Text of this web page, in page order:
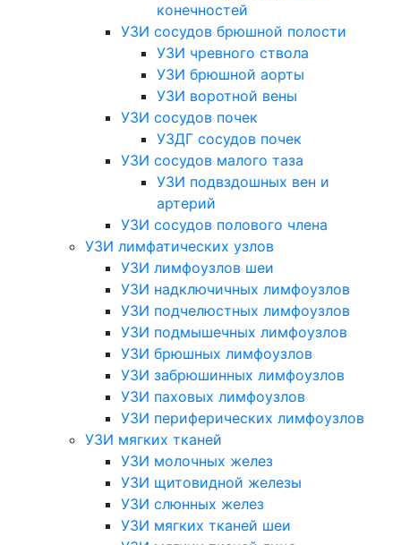
конечностей
УЗИ сосудов брюшной полости
УЗИ чревного ствола
УЗИ брюшной аорты
УЗИ воротной вены
УЗИ сосудов почек
УЗДГ сосудов почек
УЗИ сосудов малого таза
УЗИ подвздошных вен и
артерий
УЗИ сосудов полового члена
УЗИ лимфатических узлов
УЗИ лимфоузлов шеи
УЗИ надключичных лимфоузлов
УЗИ подчелюстных лимфоузлов
УЗИ подмышечных лимфоузлов
УЗИ брюшных лимфоузлов
УЗИ забрюшинных лимфоузлов
УЗИ паховых лимфоузлов
УЗИ периферических лимфоузлов
УЗИ мягких тканей
УЗИ молочных желез
УЗИ щитовидной железы
УЗИ слюнных желез
УЗИ мягких тканей шеи